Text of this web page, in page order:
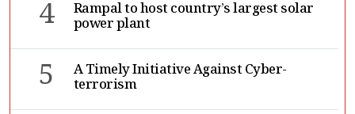
4 Rampal to host country’s largest solar
power plant
5 A Timely Initiative Against Cyber-
terrorism